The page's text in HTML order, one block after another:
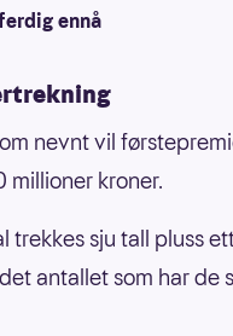
ennå
nevnt vil
kroner.
trekkes sju tall pluss
antallet som har de